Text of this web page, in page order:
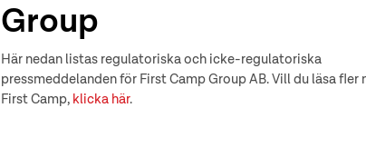
Group
Här nedan listas regulatoriska och icke-regulatoriska
pressmeddelanden för First Camp Group AB. Vill du läsa fler
First Camp, klicka här.